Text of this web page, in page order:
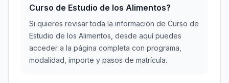
Curso de Estudio de los Alimentos?
Si quieres revisar toda la información de Curso de
Estudio de los Alimentos, desde aquí puedes
acceder a la página completa con programa,
modalidad, importe y pasos de matrícula.